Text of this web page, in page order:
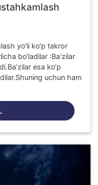
yo‘li ko‘p takror
bo‘ladilar :Ba’zilar
esa ko‘p
uchun ham